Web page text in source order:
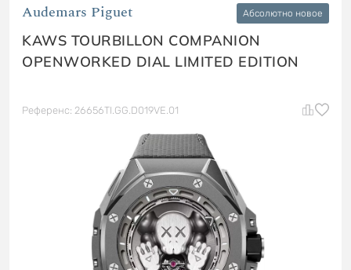
Audemars Piguet Абсолютно новое
KAWS TOURBILLON COMPANION
OPENWORKED DIAL LIMITED EDITION
Референс: 26656TI.GG.D019VE.01